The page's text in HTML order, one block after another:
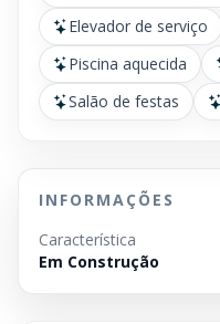
Elevador de serviço
Piscina aquecida
Salão de festas
INFORMAÇÕES
Característica
Em Construção